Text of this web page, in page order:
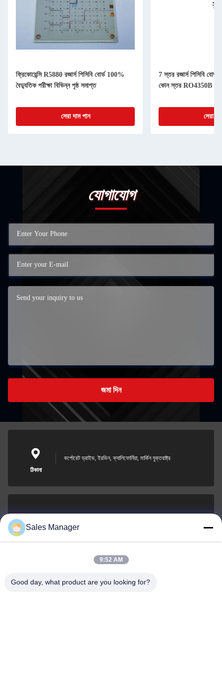
ফ্রিকোয়েন্সি R5880 রজার্স পিসিবি বোর্ড 100%
বৈদ্যুতিক পরীক্ষা বিভিন্ন পৃষ্ঠ সমাপ্ত
সেরা দাম পান
7 স্তর রজার্স পিসিবি
কোন স্তর RO4350B
সেরা
যোগাযোগ
জমা দিন
ঠিকানা
কর্পোরেট ড্রাইভ, ইরভিন, ক্যালিফোর্নিয়া, মার্কিন যুক্তরাষ্ট্র
001-512-7443871
Sales Manager
9:52 AM
Good day, what product are you looking for?